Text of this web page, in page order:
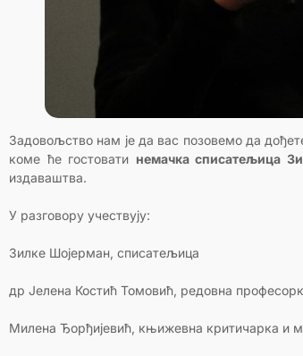
Задовољство нам је да вас позовемо да
коме ће гостовати немачка списатељица
издаваштва.
У разговору учествују:
Зилке Шојерман, списатељица
др Јелена Костић Томовић, редовна
Милена Ђорђијевић, књижевна критичарка и